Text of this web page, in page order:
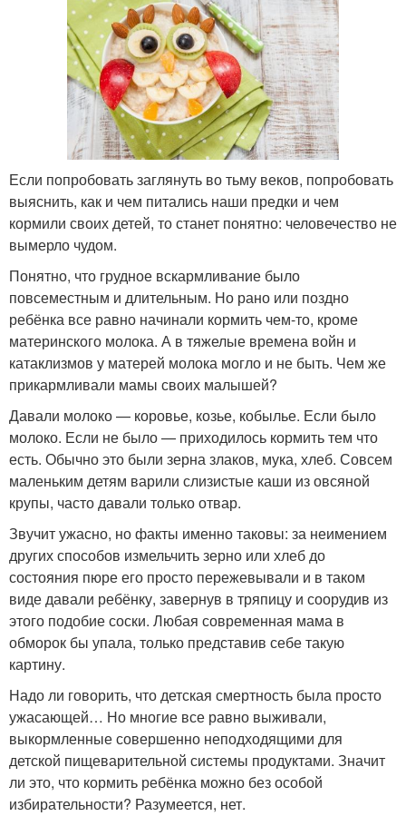
Если попробовать заглянуть во тьму веков, попробовать
выяснить, как и чем питались наши предки и чем
кормили своих детей, то станет понятно: человечество не
вымерло чудом.
Понятно, что грудное вскармливание было
повсеместным и длительным. Но рано или поздно
ребёнка все равно начинали кормить чем-то, кроме
материнского молока. А в тяжелые времена войн и
катаклизмов у матерей молока могло и не быть. Чем же
прикармливали мамы своих малышей?
Давали молоко — коровье, козье, кобылье. Если было
молоко. Если не было — приходилось кормить тем что
есть. Обычно это были зерна злаков, мука, хлеб. Совсем
маленьким детям варили слизистые каши из овсяной
крупы, часто давали только отвар.
Звучит ужасно, но факты именно таковы: за неимением
других способов измельчить зерно или хлеб до
состояния пюре его просто пережевывали и в таком
виде давали ребёнку, завернув в тряпицу и соорудив из
этого подобие соски. Любая современная мама в
обморок бы упала, только представив себе такую
картину.
Надо ли говорить, что детская смертность была просто
ужасающей… Но многие все равно выживали,
выкормленные совершенно неподходящими для
детской пищеварительной системы продуктами. Значит
ли это, что кормить ребёнка можно без особой
избирательности? Разумеется, нет.